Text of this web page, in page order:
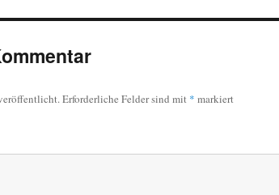
Erforderliche Felder sind mit * markiert